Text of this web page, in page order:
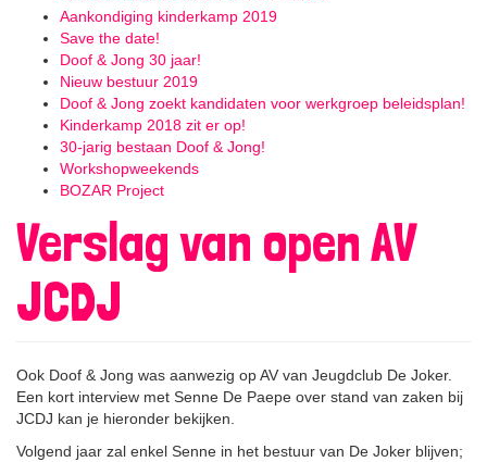
Aankondiging kinderkamp 2019
Save the date!
Doof & Jong 30 jaar!
Nieuw bestuur 2019
Doof & Jong zoekt kandidaten voor werkgroep beleidsplan!
Kinderkamp 2018 zit er op!
30-jarig bestaan Doof & Jong!
Workshopweekends
BOZAR Project
Verslag van open AV
JCDJ
Ook Doof & Jong was aanwezig op AV van Jeugdclub De Joker.
Een kort interview met Senne De Paepe over stand van zaken bij
JCDJ kan je hieronder bekijken.
Volgend jaar zal enkel Senne in het bestuur van De Joker blijven;